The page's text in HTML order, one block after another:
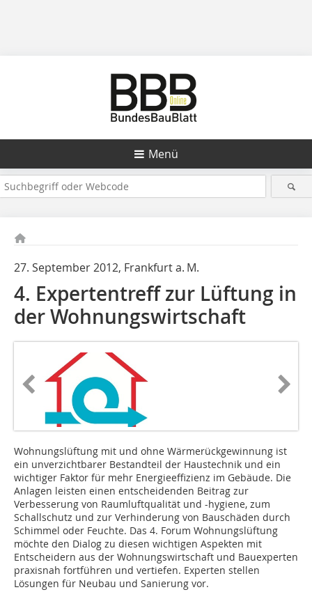
Menü
27. September 2012, Frankfurt a. M.
4. Expertentreff zur Lüftung in
der Wohnungswirtschaft
Wohnungslüftung mit und ohne Wärmerückgewinnung ist
ein unverzichtbarer Bestandteil der Haustechnik und ein
wichtiger Faktor für mehr Energieeffizienz im Gebäude. Die
Anlagen leisten einen entscheidenden Beitrag zur
Verbesserung von Raumluftqualität und -hygiene, zum
Schallschutz und zur Verhinderung von Bau­schäden durch
Schimmel oder Feuchte. Das 4. Forum Wohnungslüftung
möchte den Dialog zu diesen wichtigen Aspekten mit
Entscheidern aus der Wohnungswirtschaft und Bauexperten
praxisnah fortführen und vertiefen. Experten stellen
Lösungen für Neubau und Sanierung vor.